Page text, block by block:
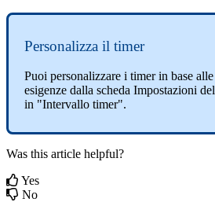
Personalizza il timer
Puoi personalizzare i timer in base alle
esigenze dalla scheda Impostazioni del
in "Intervallo timer".
Was this article helpful?
Yes
No